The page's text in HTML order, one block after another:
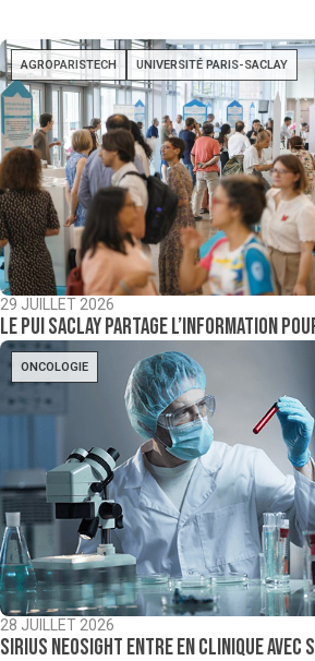
AGROPARISTECH UNIVERSITÉ PARIS-SACLAY
29 JUILLET 2026
Le PUI Saclay partage l’information
ONCOLOGIE
28 JUILLET 2026
Sirius NeoSight entre en clinique avec